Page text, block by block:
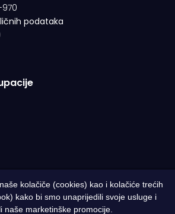
podataka
Zenica. Sva prava pridržana | Designed by
kolačiče (cookies) kao i kolačiće trećih
kako bi smo unaprijedili svoje usluge i
naše marketinške promocije.